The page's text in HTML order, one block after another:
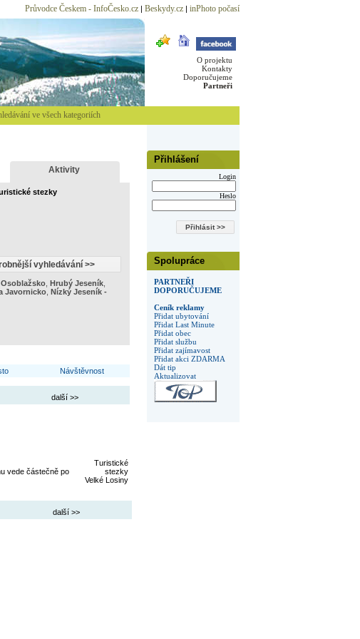
Průvodce Českem - InfoČesko.cz| Beskydy.cz| inPhoto počasí
O projektu
Kontakty
Doporučujeme
Partneři
ve všech kategoriích
Přihlášení
Login
Heslo
Spolupráce
PARTNEŘI
DOPORUČUJEME
Ceník reklamy
Přidat ubytování
Přidat Last Minute
Přidat obec
Přidat službu
Přidat zajímavost
Přidat akci ZDARMA
Dát tip
Aktualizovat
Aktivity
stezky
, Hrubý Jeseník,
Javornicko, Nízký Jeseník -
Návštěvnost
další >>
vede částečně po
Turistické
stezky
Velké Losiny
další >>